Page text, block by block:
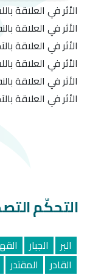
الأثر في العلاقة
الأثر في العلاقة
الأثر في العلاقة
الأثر في العلاقة
الأثر في العلاقة
الأثر في العلاقة
التحكّم
البر الجبار
القادر
المقتدر